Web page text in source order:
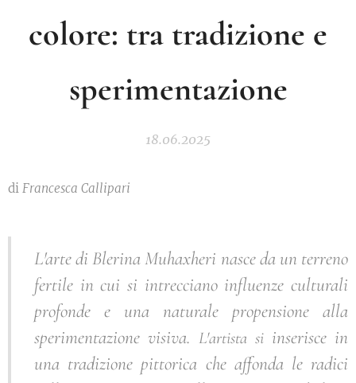
colore: tra tradizione e
sperimentazione
18.06.2025
di Francesca Callipari
L'arte di Blerina Muhaxheri nasce da un terreno
fertile in cui si intrecciano influenze culturali
profonde e una naturale propensione alla
sperimentazione visiva. L'artista si inserisce in
una tradizione pittorica che affonda le radici